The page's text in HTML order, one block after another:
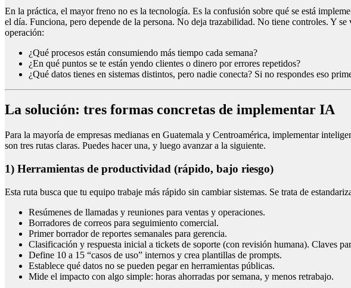
En la práctica, el mayor freno no es la tecnología. Es la confusión sobre qué se está
el día. Funciona, pero depende de la persona. No deja trazabilidad. No tiene controles. Y
operación:
¿Qué procesos están consumiendo más tiempo cada semana?
¿En qué puntos se te están yendo clientes o dinero por errores repetidos?
¿Qué datos tienes en sistemas distintos, pero nadie conecta? Si no respondes eso
La solución: tres formas concretas de implementar IA
Para la mayoría de empresas medianas en Guatemala y Centroamérica, implementar
son tres rutas claras. Puedes hacer una, y luego avanzar a la siguiente.
1) Herramientas de productividad (rápido, bajo riesgo)
Esta ruta busca que tu equipo trabaje más rápido sin cambiar sistemas. Se trata de
Resúmenes de llamadas y reuniones para ventas y operaciones.
Borradores de correos para seguimiento comercial.
Primer borrador de reportes semanales para gerencia.
Clasificación y respuesta inicial a tickets de soporte (con revisión humana). Claves
Define 10 a 15 “casos de uso” internos y crea plantillas de prompts.
Establece qué datos no se pueden pegar en herramientas públicas.
Mide el impacto con algo simple: horas ahorradas por semana, y menos retrabajo.